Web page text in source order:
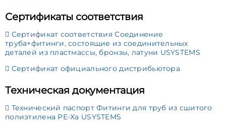
Сертификаты соответствия
Сертификат соответствия Соединение
труба+фитинги, состоящие из соединительных
деталей из пластмассы, бронзы, латуни USYSTEMS
Сертификат официального дистрибьютора
Техническая документация
Технический паспорт Фитинги для труб из сшитого
полиэтилена РЕ-Ха USYSTEMS